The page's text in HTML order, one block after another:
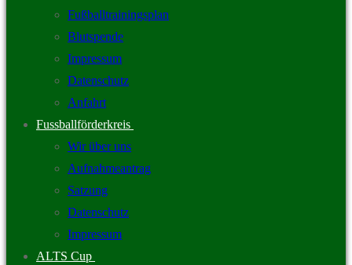
Fußballtrainingsplan
Blutspende
Impressum
Datenschutz
Anfahrt
Fussballförderkreis
Wir über uns
Aufnahmeantrag
Satzung
Datenschutz
Impressum
ALTS Cup